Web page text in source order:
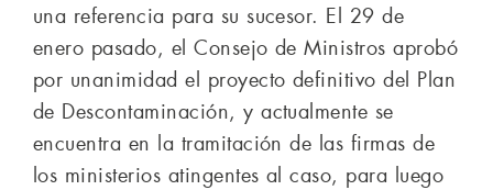
una referencia para su sucesor. El 29 de
enero pasado, el Consejo de Ministros aprobó
por unanimidad el proyecto definitivo del Plan
de Descontaminación, y actualmente se
encuentra en la tramitación de las firmas de
los ministerios atingentes al caso, para luego